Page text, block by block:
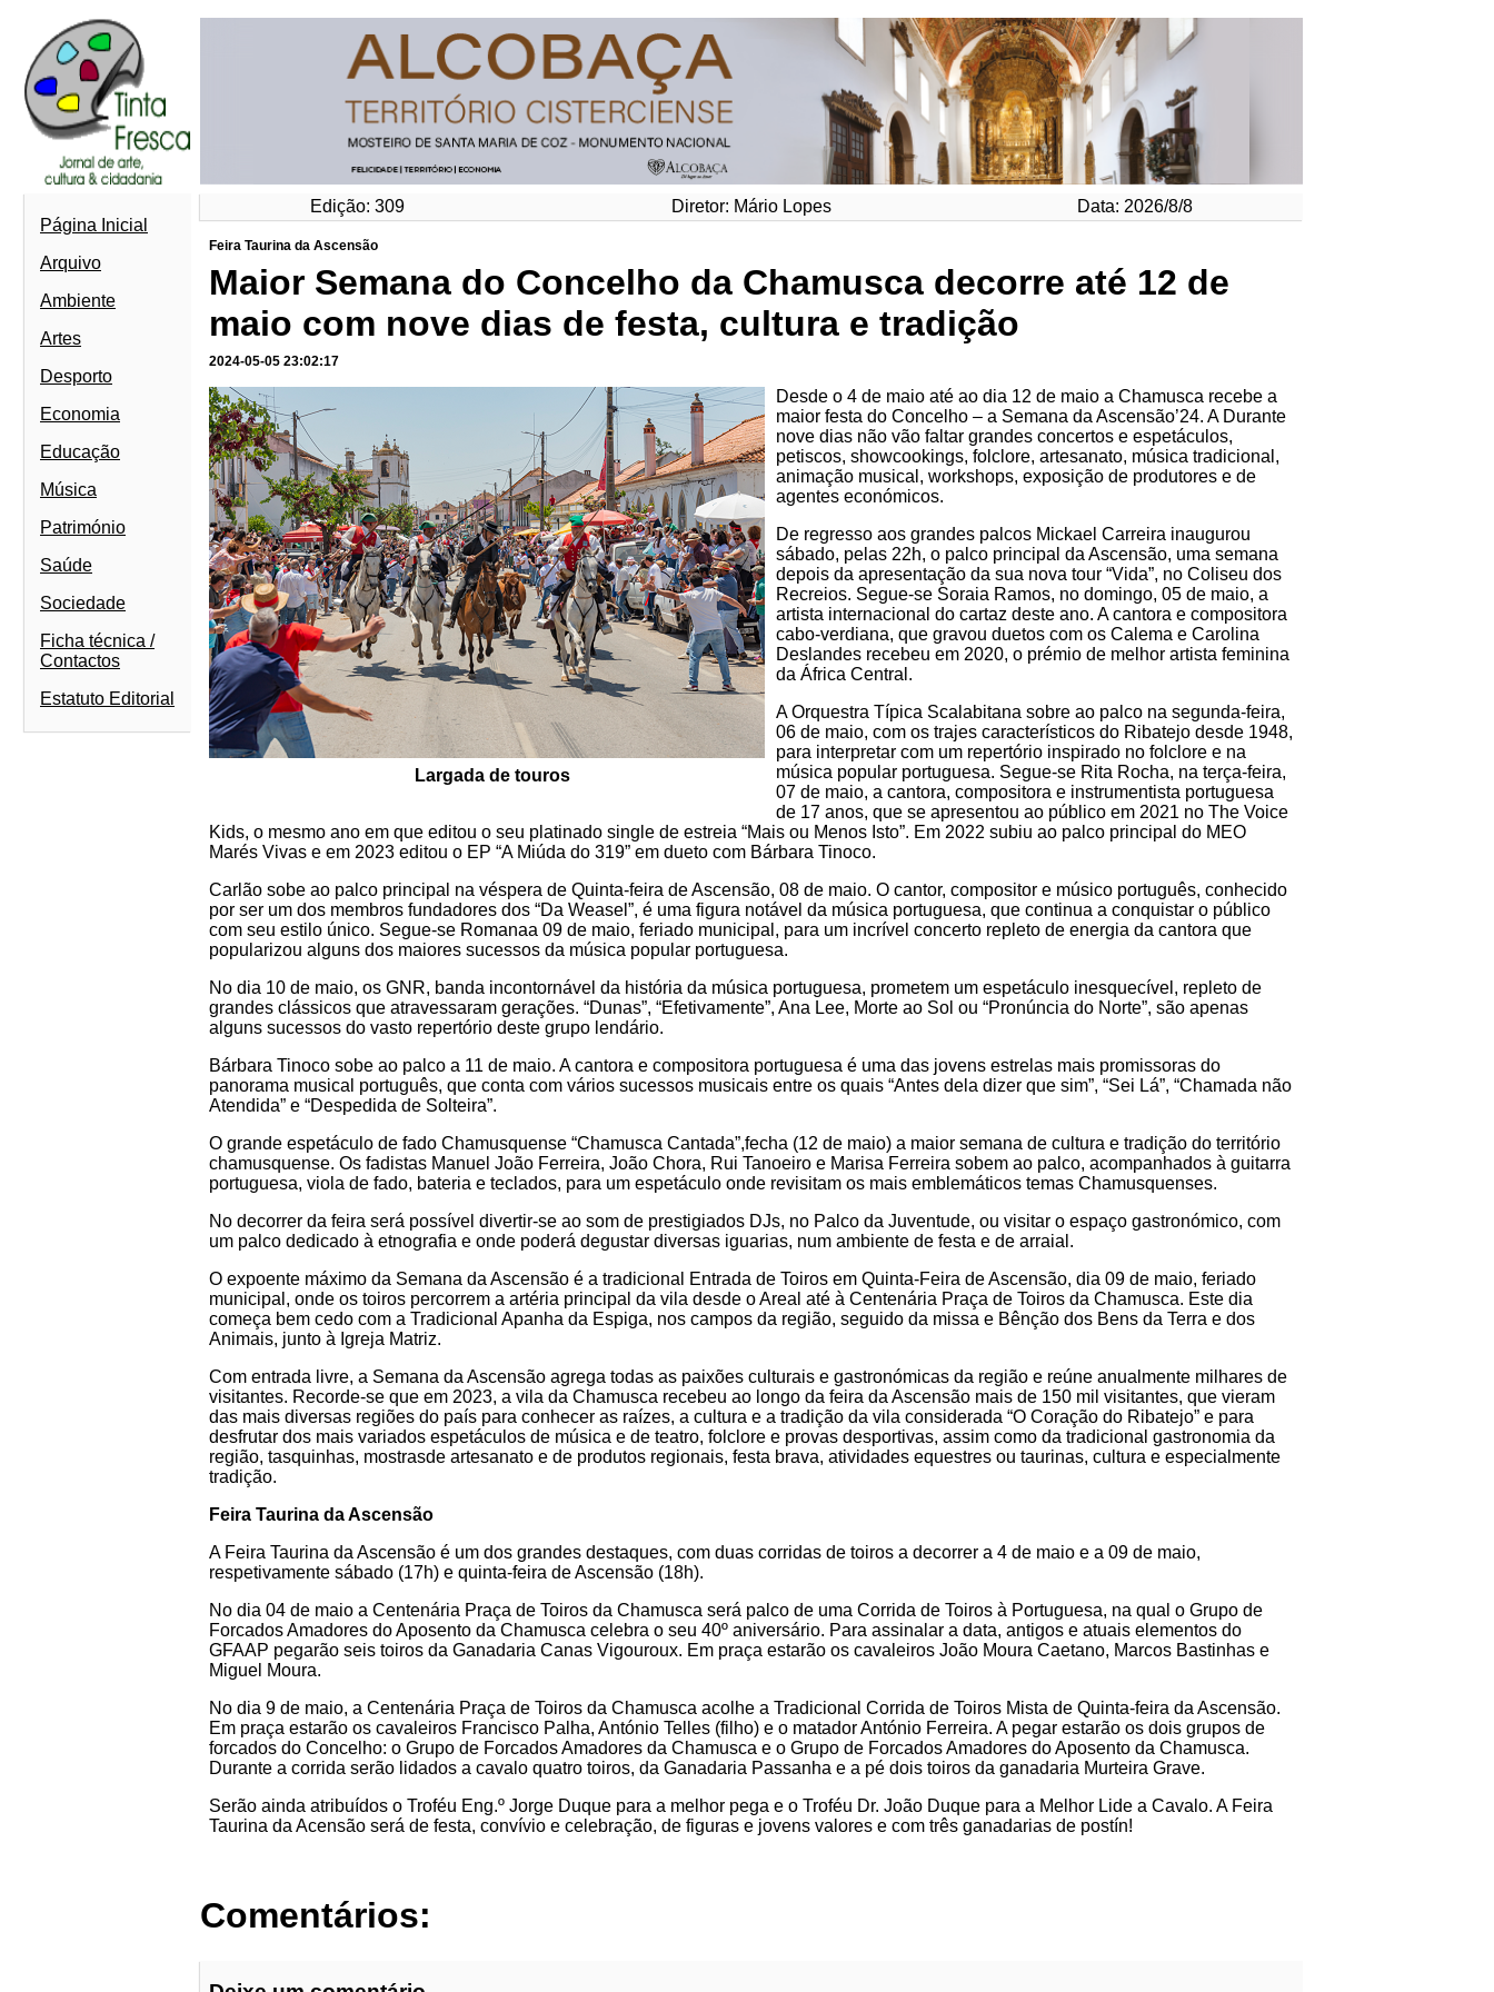
Edição: 309 Diretor: Mário Lopes
Data: 2026/8/8
Página Inicial
Arquivo
Ambiente
Artes
Desporto
Economia
Educação
Música
Património
Saúde
Sociedade
Ficha técnica /
Contactos
Estatuto Editorial
Feira Taurina da Ascensão
Maior Semana do Concelho da Chamusca decorre até 12 de
maio com nove dias de festa, cultura e tradição
2024-05-05 23:02:17
Largada de touros
Desde o 4 de maio até ao dia 12 de maio a Chamusca recebe a
maior festa do Concelho – a Semana da Ascensão’24. A Durante
nove dias não vão faltar grandes concertos e espetáculos,
petiscos, showcookings, folclore, artesanato, música tradicional,
animação musical, workshops, exposição de produtores e de
agentes económicos.
De regresso aos grandes palcos Mickael Carreira inaugurou
sábado, pelas 22h, o palco principal da Ascensão, uma semana
depois da apresentação da sua nova tour “Vida”, no Coliseu dos
Recreios. Segue-se Soraia Ramos, no domingo, 05 de maio, a
artista internacional do cartaz deste ano. A cantora e compositora
cabo-verdiana, que gravou duetos com os Calema e Carolina
Deslandes recebeu em 2020, o prémio de melhor artista feminina
da África Central.
A Orquestra Típica Scalabitana sobre ao palco na segunda-feira,
06 de maio, com os trajes característicos do Ribatejo desde 1948,
para interpretar com um repertório inspirado no folclore e na
música popular portuguesa. Segue-se Rita Rocha, na terça-feira,
07 de maio, a cantora, compositora e instrumentista portuguesa
de 17 anos, que se apresentou ao público em 2021 no The Voice
Kids, o mesmo ano em que editou o seu platinado single de estreia “Mais ou Menos Isto”. Em 2022 subiu ao palco principal do MEO
Marés Vivas e em 2023 editou o EP “A Miúda do 319” em dueto com Bárbara Tinoco.
Carlão sobe ao palco principal na véspera de Quinta-feira de Ascensão, 08 de maio. O cantor, compositor e músico português, conhecido
por ser um dos membros fundadores dos “Da Weasel”, é uma figura notável da música portuguesa, que continua a conquistar o público
com seu estilo único. Segue-se Romanaa 09 de maio, feriado municipal, para um incrível concerto repleto de energia da cantora que
popularizou alguns dos maiores sucessos da música popular portuguesa.
No dia 10 de maio, os GNR, banda incontornável da história da música portuguesa, prometem um espetáculo inesquecível, repleto de
grandes clássicos que atravessaram gerações. “Dunas”, “Efetivamente”, Ana Lee, Morte ao Sol ou “Pronúncia do Norte”, são apenas
alguns sucessos do vasto repertório deste grupo lendário.
Bárbara Tinoco sobe ao palco a 11 de maio. A cantora e compositora portuguesa é uma das jovens estrelas mais promissoras do
panorama musical português, que conta com vários sucessos musicais entre os quais “Antes dela dizer que sim”, “Sei Lá”, “Chamada não
Atendida” e “Despedida de Solteira”.
O grande espetáculo de fado Chamusquense “Chamusca Cantada”,fecha (12 de maio) a maior semana de cultura e tradição do território
chamusquense. Os fadistas Manuel João Ferreira, João Chora, Rui Tanoeiro e Marisa Ferreira sobem ao palco, acompanhados à guitarra
portuguesa, viola de fado, bateria e teclados, para um espetáculo onde revisitam os mais emblemáticos temas Chamusquenses.
No decorrer da feira será possível divertir-se ao som de prestigiados DJs, no Palco da Juventude, ou visitar o espaço gastronómico, com
um palco dedicado à etnografia e onde poderá degustar diversas iguarias, num ambiente de festa e de arraial.
O expoente máximo da Semana da Ascensão é a tradicional Entrada de Toiros em Quinta-Feira de Ascensão, dia 09 de maio, feriado
municipal, onde os toiros percorrem a artéria principal da vila desde o Areal até à Centenária Praça de Toiros da Chamusca. Este dia
começa bem cedo com a Tradicional Apanha da Espiga, nos campos da região, seguido da missa e Bênção dos Bens da Terra e dos
Animais, junto à Igreja Matriz.
Com entrada livre, a Semana da Ascensão agrega todas as paixões culturais e gastronómicas da região e reúne anualmente milhares de
visitantes. Recorde-se que em 2023, a vila da Chamusca recebeu ao longo da feira da Ascensão mais de 150 mil visitantes, que vieram
das mais diversas regiões do país para conhecer as raízes, a cultura e a tradição da vila considerada “O Coração do Ribatejo” e para
desfrutar dos mais variados espetáculos de música e de teatro, folclore e provas desportivas, assim como da tradicional gastronomia da
região, tasquinhas, mostrasde artesanato e de produtos regionais, festa brava, atividades equestres ou taurinas, cultura e especialmente
tradição.
Feira Taurina da Ascensão
A Feira Taurina da Ascensão é um dos grandes destaques, com duas corridas de toiros a decorrer a 4 de maio e a 09 de maio,
respetivamente sábado (17h) e quinta-feira de Ascensão (18h).
No dia 04 de maio a Centenária Praça de Toiros da Chamusca será palco de uma Corrida de Toiros à Portuguesa, na qual o Grupo de
Forcados Amadores do Aposento da Chamusca celebra o seu 40º aniversário. Para assinalar a data, antigos e atuais elementos do
GFAAP pegarão seis toiros da Ganadaria Canas Vigouroux. Em praça estarão os cavaleiros João Moura Caetano, Marcos Bastinhas e
Miguel Moura.
No dia 9 de maio, a Centenária Praça de Toiros da Chamusca acolhe a Tradicional Corrida de Toiros Mista de Quinta-feira da Ascensão.
Em praça estarão os cavaleiros Francisco Palha, António Telles (filho) e o matador António Ferreira. A pegar estarão os dois grupos de
forcados do Concelho: o Grupo de Forcados Amadores da Chamusca e o Grupo de Forcados Amadores do Aposento da Chamusca.
Durante a corrida serão lidados a cavalo quatro toiros, da Ganadaria Passanha e a pé dois toiros da ganadaria Murteira Grave.
Serão ainda atribuídos o Troféu Eng.º Jorge Duque para a melhor pega e o Troféu Dr. João Duque para a Melhor Lide a Cavalo. A Feira
Taurina da Acensão será de festa, convívio e celebração, de figuras e jovens valores e com três ganadarias de postín!
Comentários: